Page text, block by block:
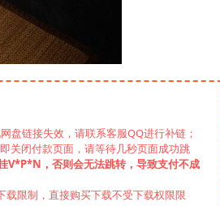
盘链接失效，请联系客服QQ进行补链；
关闭付款页面，请等待几秒页面成功跳
V*P*N，否则会无法跳转，导致支付不成
限制，直接购买下载不受下载权限限